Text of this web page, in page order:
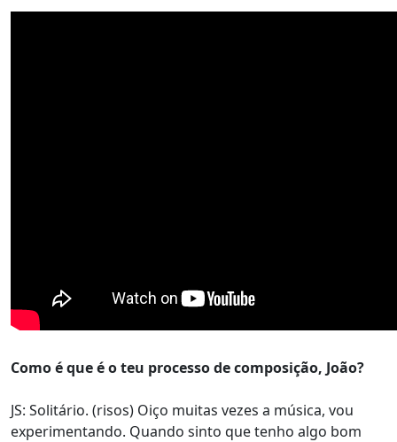
Como é que é o teu processo de composição, João?
JS: Solitário. (risos) Oiço muitas vezes a música, vou
experimentando. Quando sinto que tenho algo bom